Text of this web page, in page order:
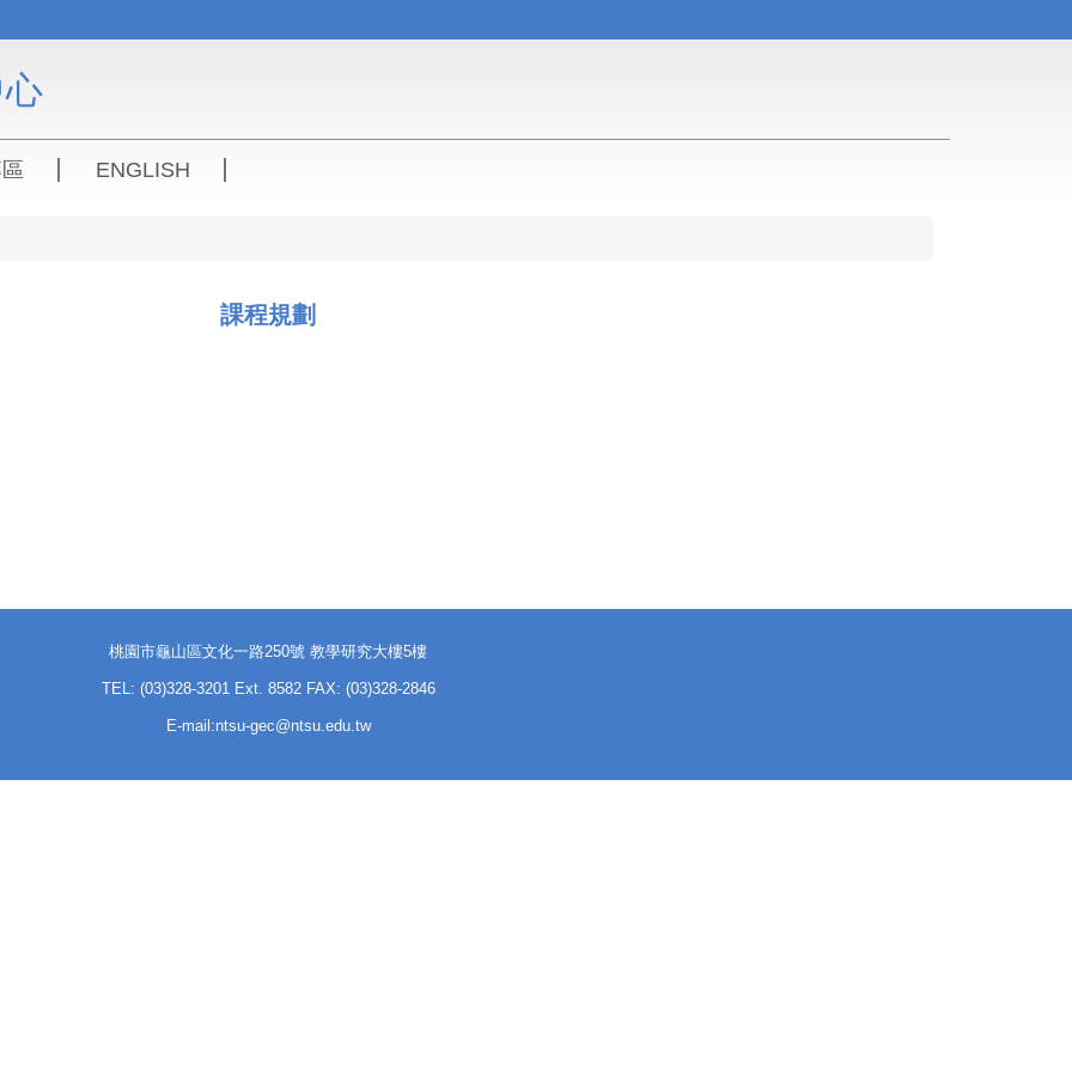
ENGLISH
課程規劃
桃園市龜山區文化一路250號 教學研究大樓5樓
TEL: (03)328-3201 Ext. 8582 FAX: (03)328-2846
E-mail:ntsu-gec@ntsu.edu.tw